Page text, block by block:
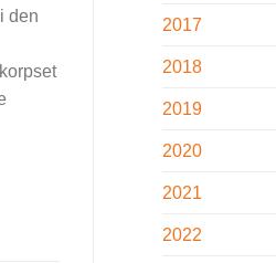
den
2017
2018
2019
2020
2021
2022